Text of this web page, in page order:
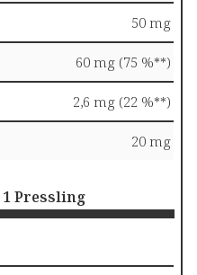
50 mg
60 mg (75 %**)
2,6 mg (22 %**)
20 mg
1 Pressling